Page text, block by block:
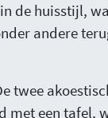
de huisstijl,
andere
twee
met een tafel,